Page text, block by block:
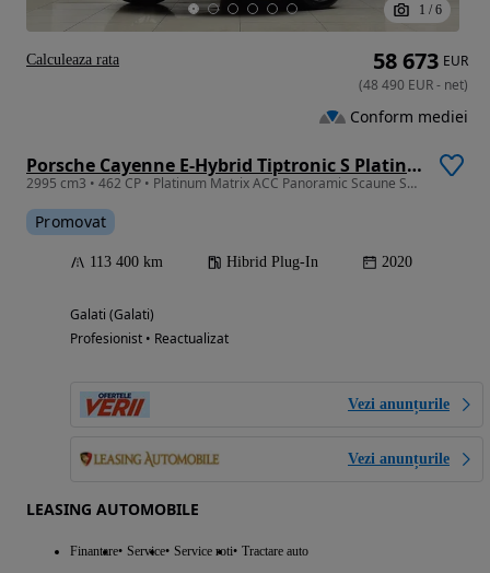
1 / 6
Porsche Cayenne E-Hybrid Tiptronic S Platinum Edition
2995 cm3 • 462 CP • Platinum Matrix ACC Panoramic Scaune Sport Ventilate Crono Plugin
Promovat
113 400 km Hibrid Plug-In 2020
Galati (Galati)
Profesionist • Reactualizat
Vezi anunțurile
Vezi anunțurile
LEASING AUTOMOBILE
Finantare Service Service roti Tractare auto
58 673 EUR
(48 490 EUR- net)
Conform mediei
Calculeaza rata